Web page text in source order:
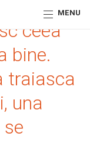
MENU
ceea
bine.
traiasca
una